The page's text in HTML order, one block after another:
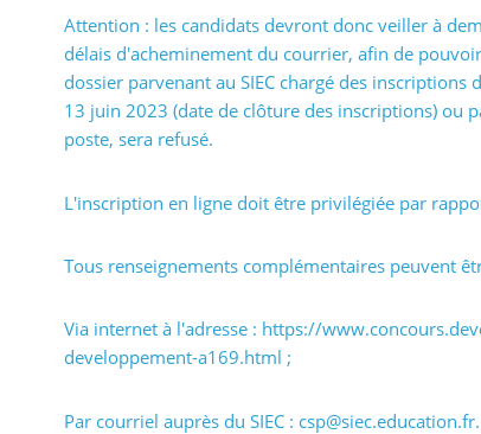
Attention : les candidats devront donc veiller à
délais d'acheminement du courrier, afin de
dossier parvenant au SIEC chargé des
13 juin 2023 (date de clôture des inscriptions) ou
poste, sera refusé.
L'inscription en ligne doit être privilégiée par
Tous renseignements complémentaires peuvent
Via internet à l'adresse : https://
developpement-a169.html ;
Par courriel auprès du SIEC : csp@siec.education.fr.